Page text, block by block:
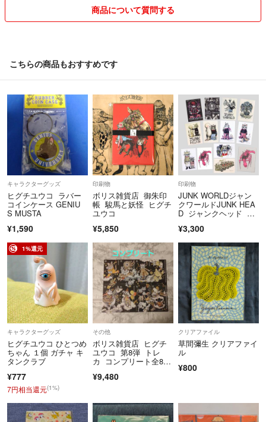
【梱包・発送】
・その他の梱包・発送方法をご希望の方がいらっしゃいましたら、コメ
ント欄でお気軽にお声がけください。
皆様とお互いに気持ちの良いお取引ができるように、精一杯努めますの
で、どうぞよろしくお願いいたします(^-^)
商品について質問する
こちらの商品もおすすめです
キャラクターグッズ
ヒグチユウコ ラバー
コインケース GENIU
S MUSTA
¥1,590
印刷物
ボリス雑貨店 御朱印
帳 駿馬と妖怪 ヒグチ
ユウコ
¥5,850
印刷物
JUNK WORLDジャン
クワールドJUNK HEA
D ジャンクヘッド 堀
グチユウコポストカー
¥3,300
1%還元
キャラクターグッズ
ヒグチユウコ ひとつめ
ちゃん １個 ガチャ キ
タンクラブ
¥777
7円相当還元(1%)
その他
ボリス雑貨店 ヒグチ
ユウコ 第8弾 トレ
カ コンプリート全8枚
プカード
¥9,480
クリアファイル
草間彌生 クリアファイ
ル
¥800